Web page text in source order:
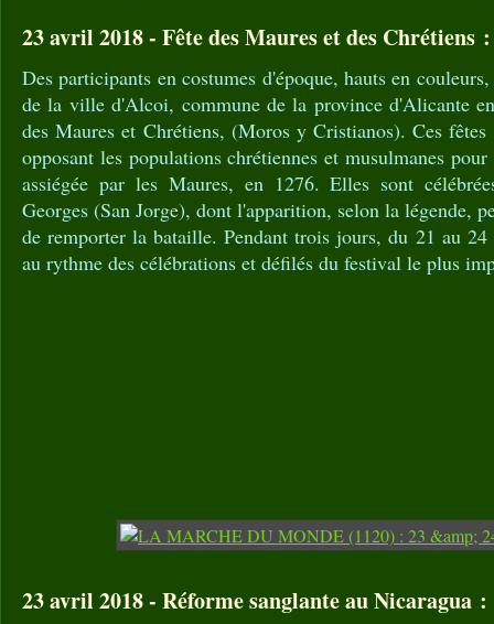
23 avril 2018 - Fête des Maures et des Chrétiens :
Des participants en costumes d'époque, hauts en
de la ville d'Alcoi, commune de la province d'Alicante
des Maures et Chrétiens, (Moros y Cristianos). Ces
opposant les populations chrétiennes et musulmanes
assiégée par les Maures, en 1276. Elles sont
Georges (San Jorge), dont l'apparition, selon la légende,
de remporter la bataille. Pendant trois jours, du 21 au
au rythme des célébrations et défilés du festival le plus
23 avril 2018 - Réforme sanglante au